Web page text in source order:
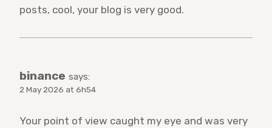
posts, cool, your blog is very good.
binance says:
2 May 2026 at 6h54
Your point of view caught my eye and was very